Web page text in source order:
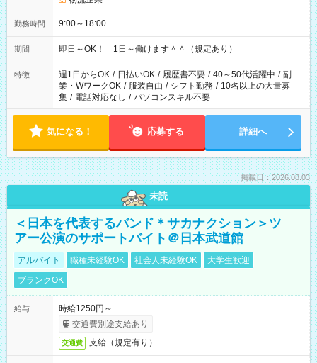
勤務時間 9:00～18:00
期間 即日～OK！ 1日～働けます＾＾（規定あり）
特徴 週1日からOK / 日払いOK / 履歴書不要 / 40～50代活躍中 / 副
業・WワークOK / 服装自由 / シフト勤務 / 10名以上の大量募
集 / 電話対応なし / パソコンスキル不要
気になる！ 応募する 詳細へ
掲載日：2026.08.03
未読
＜日本を代表するバンド＊サカナクション＞ツ
アー公演のサポートバイト＠日本武道館
アルバイト 職種未経験OK 社会人未経験OK
大学生歓迎
ブランクOK
給与
時給1250円～
交通費別途支給あり
交通費 支給（規定有り）